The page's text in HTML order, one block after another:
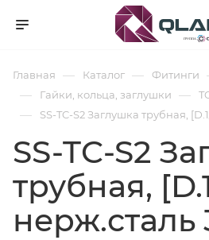
Главная — Каталог — Фитинги
— Гайки, кольца, заглушки —
— SS-TC-S2 Заглушка трубная,
SS-TC-S2
трубная,
нерж.сталь